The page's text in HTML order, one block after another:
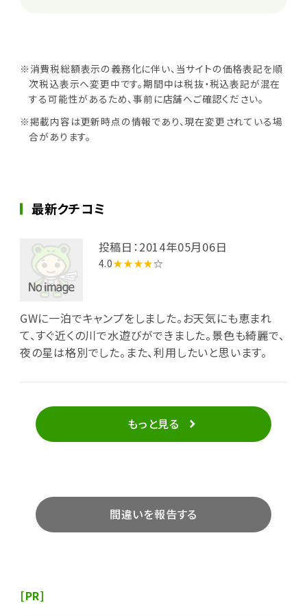
※消費税総額表示の義務化に伴い、当サイトの価格表記を順
次税込表示へ変更中です。期間中は税抜・税込表記が混在
する可能性があるため、事前に店舗へご確認ください。
※掲載内容は更新時点の情報であり、現在変更されている場
合があります。
最新クチコミ
投稿日：2014年05月06日
4.0★★★★☆
GWに一泊でキャンプをしました。お天気にも恵まれ
て、すぐ近くの川で水遊びができました。景色も綺麗で、
夜の星は格別でした。また、利用したいと思います。
もっと見る
間違いを報告する
[PR]